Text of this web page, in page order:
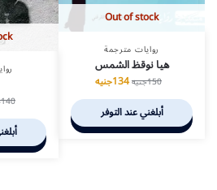
Out of stock
روايات مترجمة
هيا نوقظ الشمس
150جنيه134جنيه
أبلغني عند التوفر
140